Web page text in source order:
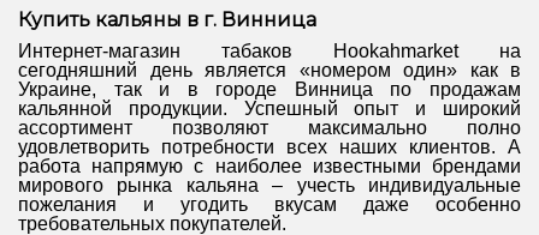
Купить кальяны в г. Винница
Интернет-магазин табаков
Hookahmarket на
сегодняшний день является «номером один» как в
Украине, так и в городе Винница
по продажам
кальянной продукции. Успешный опыт и широкий
ассортимент позволяют максимально полно
удовлетворить потребности всех наших клиентов. А
работа напрямую с наиболее известными брендами
мирового рынка кальяна – учесть индивидуальные
пожелания и угодить вкусам даже особенно
требовательных покупателей.